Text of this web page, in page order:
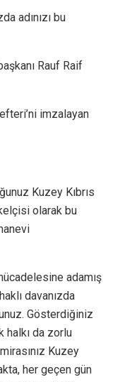
adınızı bu
Rauf Raif
imzalayan
Kuzey Kıbrıs
olarak bu
adamış
davanızda
Gösterdiğiniz
halkı da zorlu
Kuzey
her geçen gün